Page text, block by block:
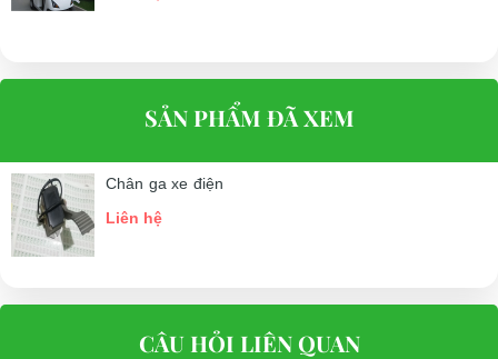
SẢN PHẨM ĐÃ XEM
Chân ga xe điện
Liên hệ
CÂU HỎI LIÊN QUAN